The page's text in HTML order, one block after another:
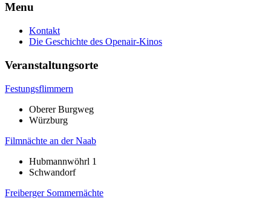
Menu
Kontakt
Die Geschichte des Openair-Kinos
Veranstaltungsorte
Festungsflimmern
Oberer Burgweg
Würzburg
Filmnächte an der Naab
Hubmannwöhrl 1
Schwandorf
Freiberger Sommernächte